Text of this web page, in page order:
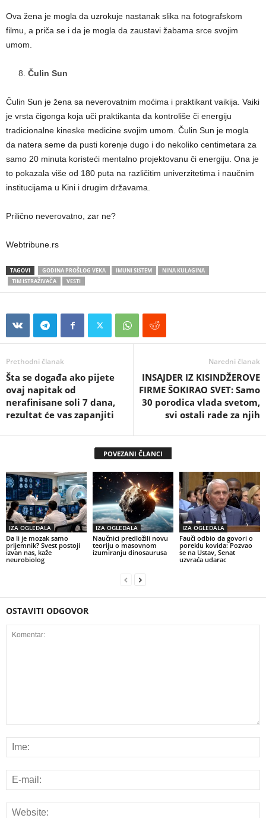
Ova žena je mogla da uzrokuje nastanak slika na fotografskom
filmu, a priča se i da je mogla da zaustavi žabama srce svojim
umom.
Čulin Sun
Čulin Sun je žena sa neverovatnim moćima i praktikant vaikija. Vaiki
je vrsta čigonga koja uči praktikanta da kontroliše či energiju
tradicionalne kineske medicine svojim umom. Čulin Sun je mogla
da natera seme da pusti korenje dugo i do nekoliko centimetara za
samo 20 minuta koristeći mentalno projektovanu či energiju. Ona je
to pokazala više od 180 puta na različitim univerzitetima i naučnim
institucijama u Kini i drugim državama.
Prilično neverovatno, zar ne?
Webtribune.rs
TAGOVI GODINA PROŠLOG VEKA IMUNI SISTEM
NINA KULAGINA
TIM ISTRAŽIVAČA
VESTI
Prethodni članak
Šta se događa ako pijete
ovaj napitak od
nerafinisane soli 7 dana,
rezultat će vas zapanjiti
Naredni članak
INSAJDER IZ KISINDŽEROVE
FIRME ŠOKIRAO SVET: Samo
30 porodica vlada svetom,
svi ostali rade za njih
POVEZANI ČLANCI
IZA OGLEDALA
Da li je mozak samo
prijemnik? Svest postoji
izvan nas, kaže
neurobiolog
IZA OGLEDALA
Naučnici predložili novu
teoriju o masovnom
izumiranju dinosaurusa
IZA OGLEDALA
Fauči odbio da govori o
poreklu kovida: Pozvao
se na Ustav, Senat
uzvraća udarac
OSTAVITI ODGOVOR